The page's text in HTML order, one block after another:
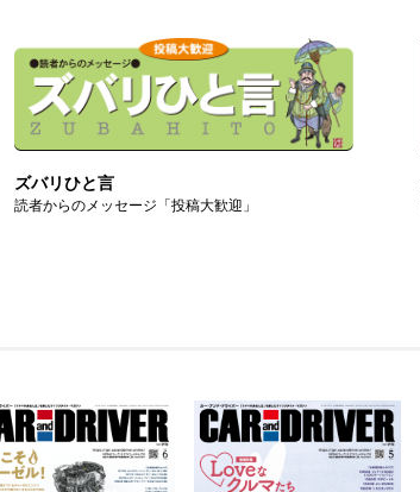
ズバリひと言
読者からのメッセージ「投稿大歓迎」